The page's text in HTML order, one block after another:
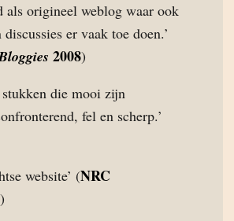
als origineel weblog waar ook
er vaak toe doen.’
2008)
stukken die mooi zijn
fel en scherp.’
website’ (NRC
)